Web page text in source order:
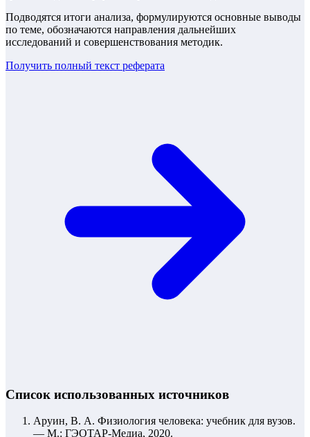
Подводятся итоги анализа, формулируются основные выводы
по теме, обозначаются направления дальнейших
исследований и совершенствования методик.
Получить полный текст реферата
Список использованных источников
Аруин, В. А. Физиология человека: учебник для вузов.
— М.: ГЭОТАР-Медиа, 2020.